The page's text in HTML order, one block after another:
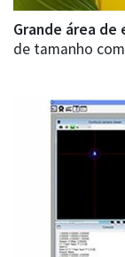
Grande área de
de tamanho